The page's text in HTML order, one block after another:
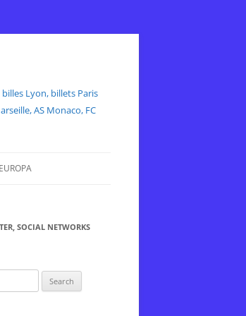
Lyon, billets Paris
AS Monaco, FC
SOCIAL NETWORKS